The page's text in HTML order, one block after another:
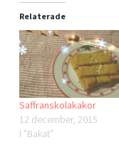
Relaterade
Saffranskolakakor
12 december, 2015
I ”Bakat”